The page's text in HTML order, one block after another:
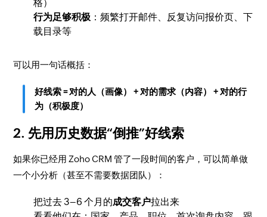
格）
行为足够积极 ：频繁打开邮件、反复访问报价页、下
载目录等
可以用一句话概括：
好线索 = 对的人（画像） + 对的需求（内容） + 对的行
为（积极度）
2. 先用历史数据“倒推”好线索
如果你已经用 Zoho CRM 管了一段时间的客户，可以简单做
一个小分析（甚至不需要数据团队）：
把过去 3–6 个月的成交客户拉出来